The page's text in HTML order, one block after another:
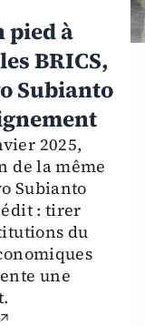
pied à
BRICS,
Subianto
2025,
de la même
Subianto
: tirer
du
une